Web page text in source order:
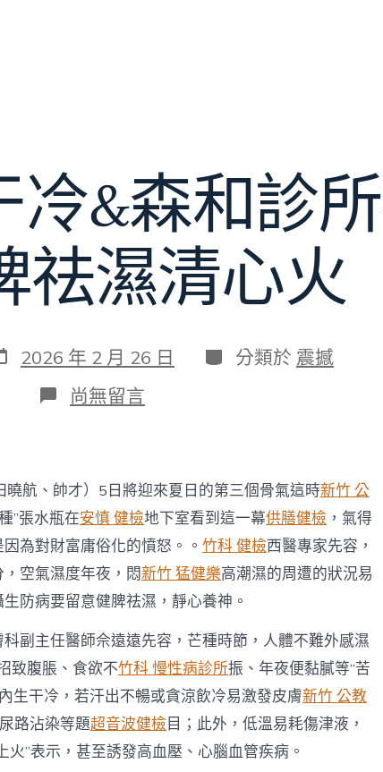
冷&森和診
祛濕清心火
2026 年 2 月 26 日 分
類
分類於 震撼
在
〈芒
多
干
冷
&
森
和
診
所
疫
苗
#32;
健
脾
祛
濕
清
尚無留言
航、帥才）5日將迎來夏日的第三個骨氣這時新竹 公
”張水瓶在安慎 健檢地下室看到這一幕供膳健檢 ，氣得
為對財富庸俗化的憤怒。。 竹科 健檢西醫專家先容，
空氣濕度年夜，悶新竹 猛健樂高潮濕的周遭的狀況易
防病要留意健脾祛濕，靜心養神。
副主任醫師佘遠遠先容，芒種時節，人體不難外感濕
致腹脹、食欲不竹科 慢性病診所振、年夜便黏膩等“苦
生干冷，若汗出不暢或貪涼飲冷易激發皮膚新竹 公教
路沾染等題超音波健檢 目；此外，低溫易耗傷津液，
”表示，甚至誘發高血壓、心腦血管疾病。